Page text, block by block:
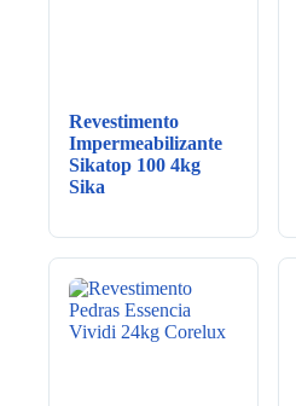
Revestimento
Impermeabilizante
Sikatop 100 4kg
Sika